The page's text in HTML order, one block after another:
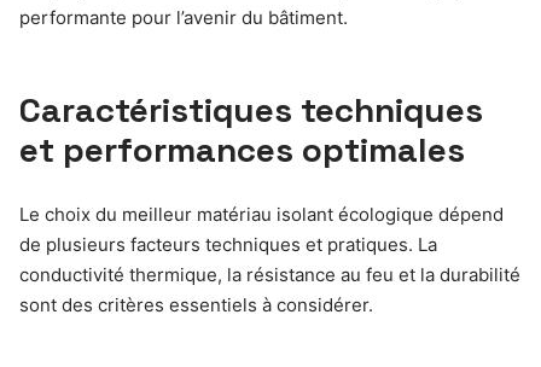
performante pour l’avenir du bâtiment.
Caractéristiques techniques
et performances optimales
Le choix du meilleur matériau isolant écologique dépend
de plusieurs facteurs techniques et pratiques. La
conductivité thermique, la résistance au feu et la durabilité
sont des critères essentiels à considérer.